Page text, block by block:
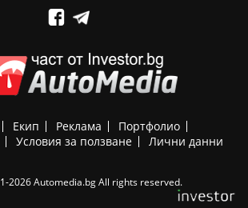
Екип Реклама
Портфолио
Условия за ползване Лични данни
2026 Automedia.bg All rights reserved.